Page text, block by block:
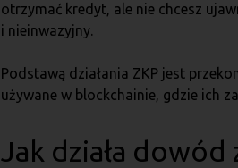
otrzymać kredyt, ale nie chcesz
i nieinwazyjny.
Podstawą działania ZKP jest
używane w blockchainie, gdzie ich
Jak działa dowód